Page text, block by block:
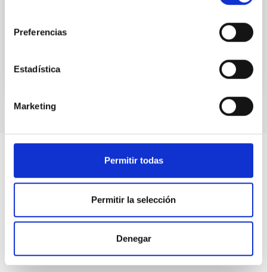
Preferencias
Estadística
Marketing
Permitir todas
Permitir la selección
Denegar